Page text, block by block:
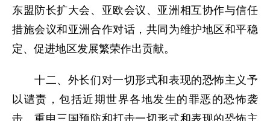
东盟防长扩大会、亚欧会议、亚洲相互协作与信任
措施会议和亚洲合作对话，共同为维护地区和平稳
定、促进地区发展繁荣作出贡献。
十二、外长们对一切形式和表现的恐怖主义予
以谴责，包括近期世界各地发生的罪恶的恐怖袭
击。重申三国预防和打击一切形式和表现的恐怖主